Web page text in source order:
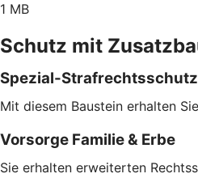
1 MB
Schutz mit
Spezial-Strafrechtsschutz
Mit diesem Baustein erhalten
Vorsorge Familie & Erbe
Sie erhalten erweiterten